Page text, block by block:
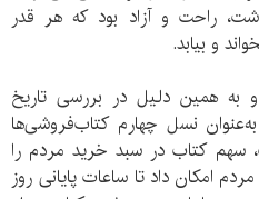
راحت و آزاد بود که هر قدر
و بیابد.
به همین دلیل در بررسی تاریخ
نسل چهارم کتاب‌فروشی‌ها
سهم کتاب در سبد خرید مردم را
امکان داد تا ساعات پایانی روز